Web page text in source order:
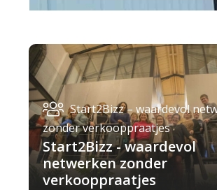
Start2Bizz – waardevol
zonder verkooppraatjes
Start2Bizz - waardevol
netwerken zonder
verkooppraatjes